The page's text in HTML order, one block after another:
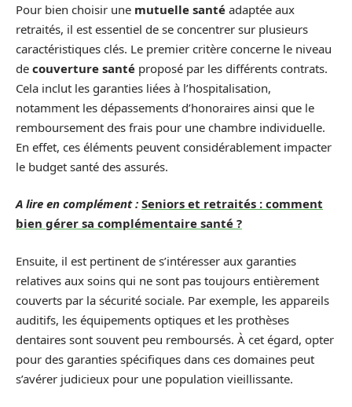
Pour bien choisir une mutuelle santé adaptée aux
retraités, il est essentiel de se concentrer sur plusieurs
caractéristiques clés. Le premier critère concerne le niveau
de couverture santé proposé par les différents contrats.
Cela inclut les garanties liées à l’hospitalisation,
notamment les dépassements d’honoraires ainsi que le
remboursement des frais pour une chambre individuelle.
En effet, ces éléments peuvent considérablement impacter
le budget santé des assurés.
A lire en complément : Seniors et retraités : comment
bien gérer sa complémentaire santé ?
Ensuite, il est pertinent de s’intéresser aux garanties
relatives aux soins qui ne sont pas toujours entièrement
couverts par la sécurité sociale. Par exemple, les appareils
auditifs, les équipements optiques et les prothèses
dentaires sont souvent peu remboursés. À cet égard, opter
pour des garanties spécifiques dans ces domaines peut
s’avérer judicieux pour une population vieillissante.